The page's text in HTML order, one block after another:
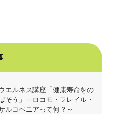
エルネス講座「健康寿命をの
そう」～ロコモ・フレイル・
ルコペニアって何？～